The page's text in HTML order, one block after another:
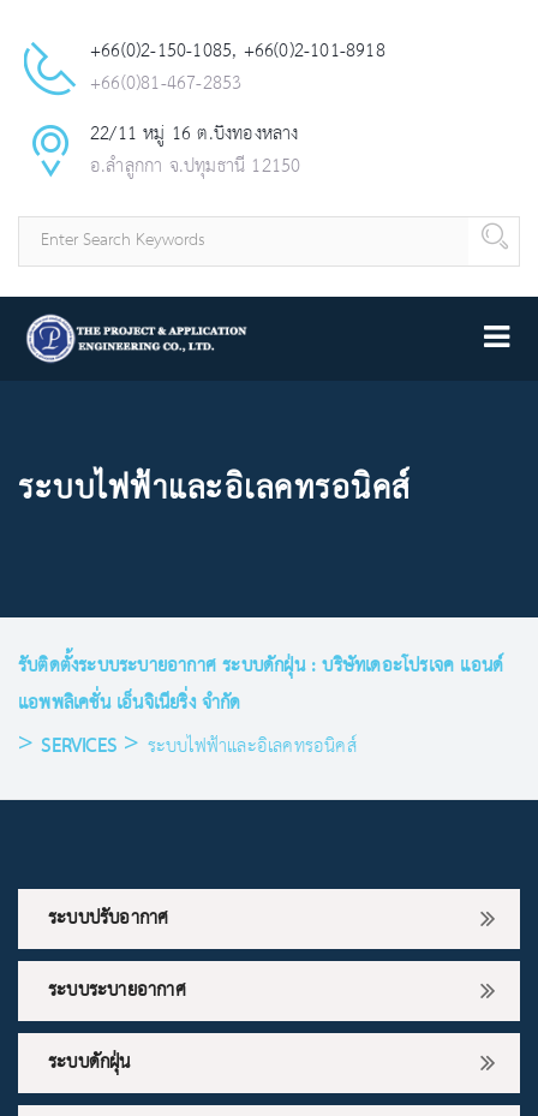
+66(0)2-150-1085, +66(0)2-101-8918
+66(0)81-467-2853
22/11 หมู่ 16 ต.บึงทองหลาง
อ.ลำลูกกา จ.ปทุมธานี 12150
ระบบไฟฟ้าและอิเลคทรอนิคส์
รับติดตั้งระบบระบายอากาศ ระบบดักฝุ่น : บริษัทเดอะโปรเจค แอนด์
แอพพลิเคชั่น เอ็นจิเนียริ่ง จำกัด
>SERVICES > ระบบไฟฟ้าและอิเลคทรอนิคส์
ระบบปรับอากาศ
ระบบระบายอากาศ
ระบบดักฝุ่น